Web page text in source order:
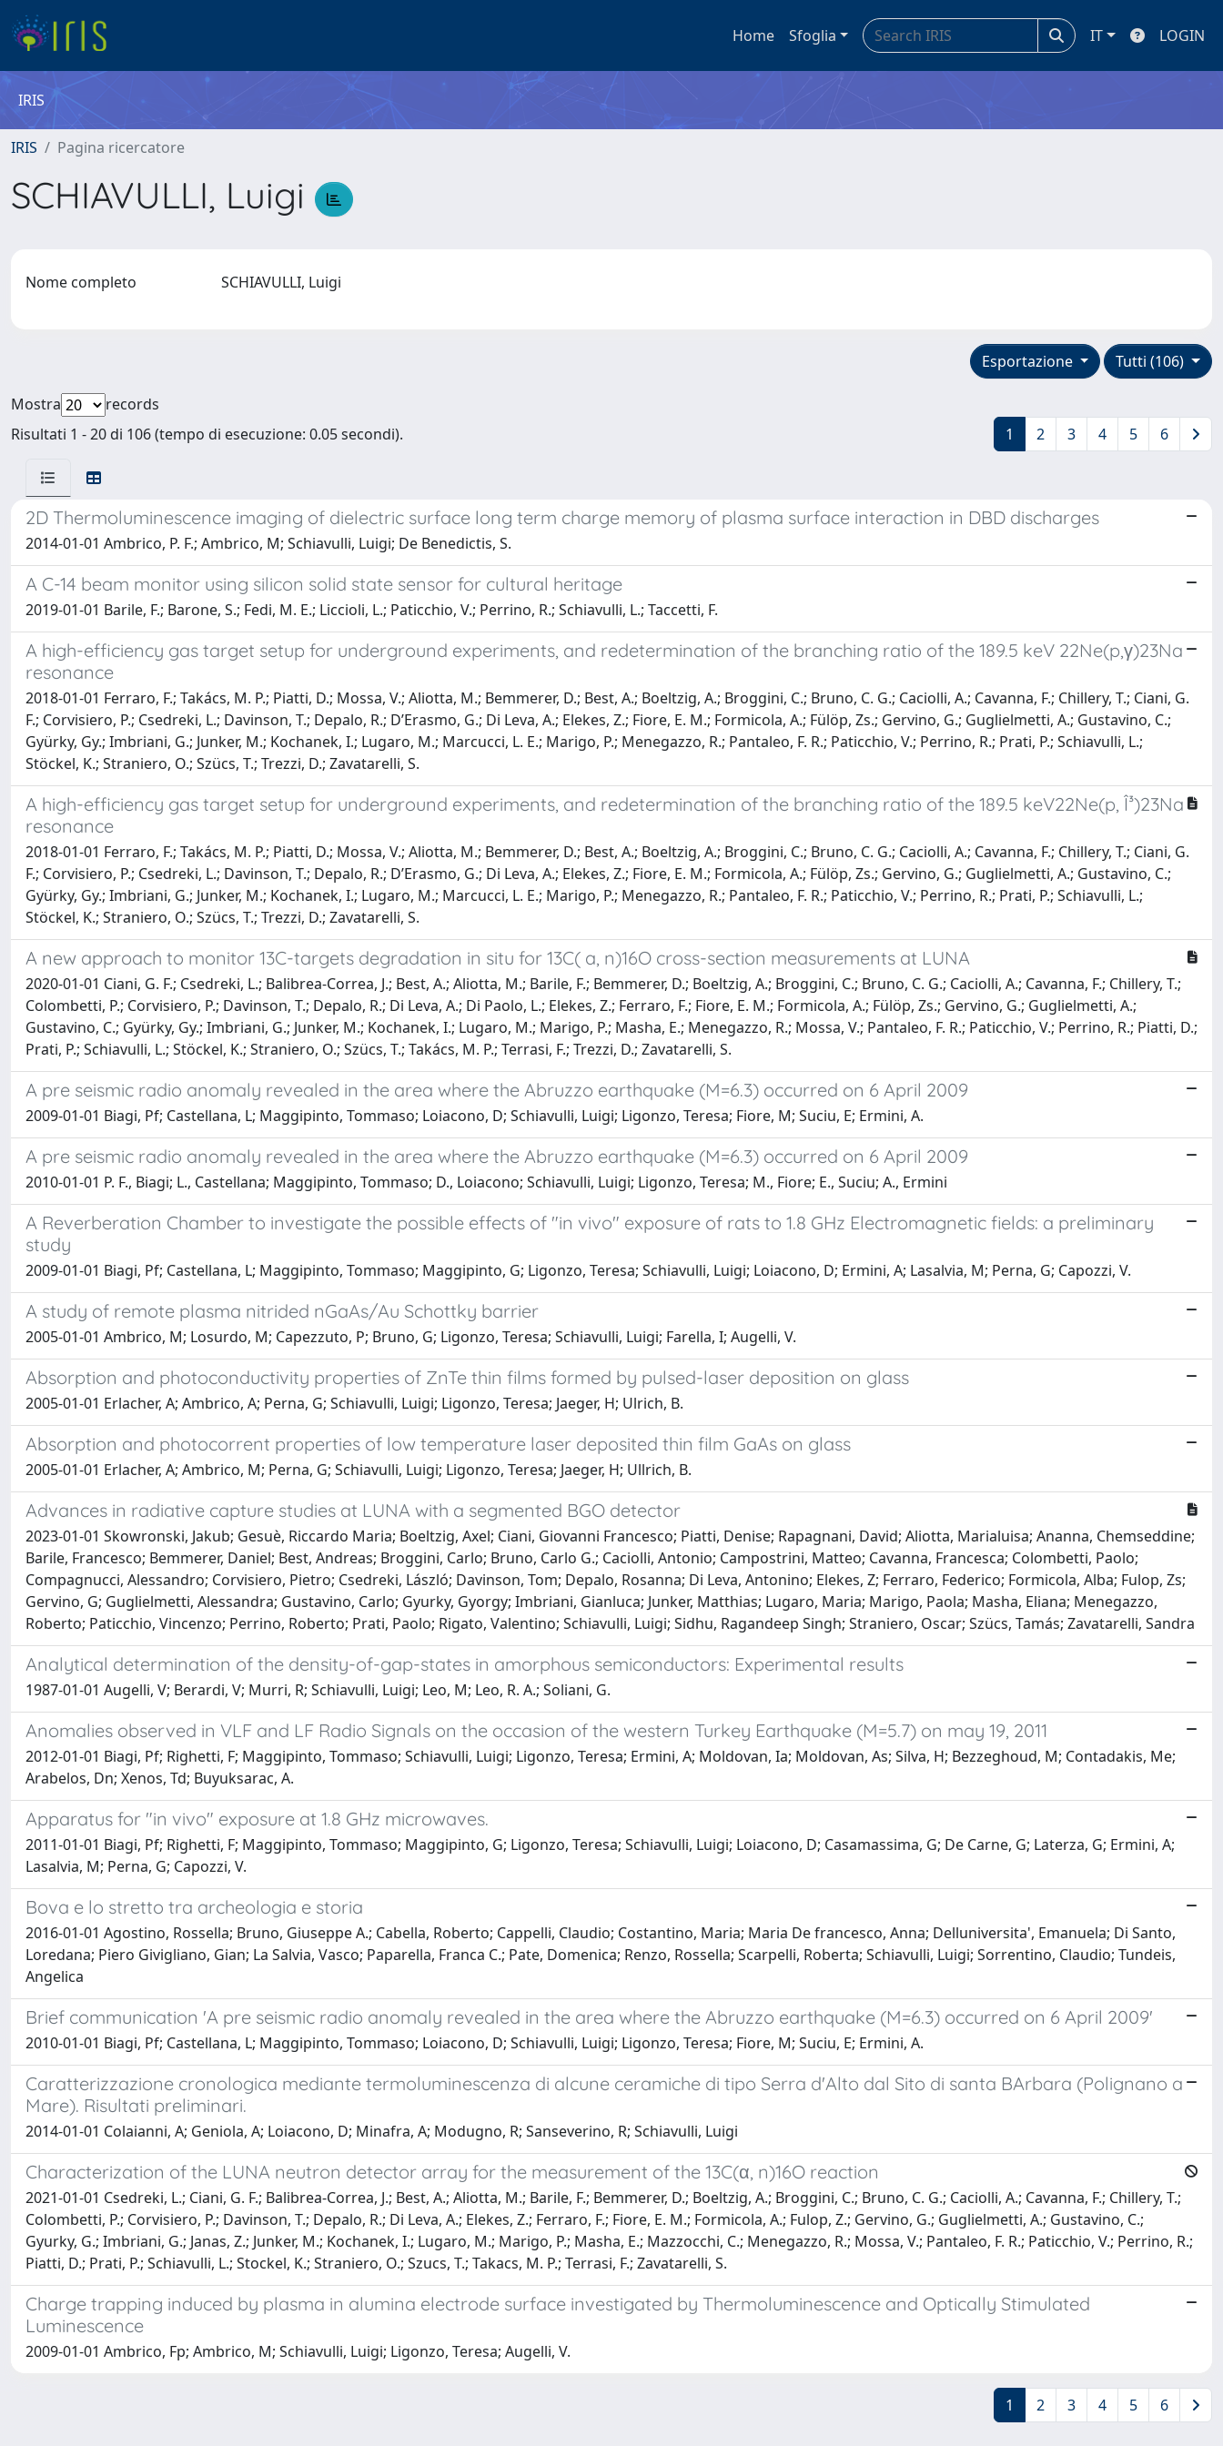
Home Sfoglia IT LOGIN
IRIS
IRIS Pagina ricercatore
SCHIAVULLI, Luigi
Nome completo SCHIAVULLI, Luigi
Tutti (106)
Esportazione
Mostra
records
Risultati 1 - 20 di 106 (tempo di esecuzione: 0.05 secondi).
1 2 3 4 5 6
2D Thermoluminescence imaging of dielectric surface long term charge memory of plasma surface interaction in DBD discharges
2014-01-01 Ambrico, P. F.; Ambrico, M; Schiavulli, Luigi; De Benedictis, S.
A C-14 beam monitor using silicon solid state sensor for cultural heritage
2019-01-01 Barile, F.; Barone, S.; Fedi, M. E.; Liccioli, L.; Paticchio, V.; Perrino, R.; Schiavulli, L.; Taccetti, F.
A high-efficiency gas target setup for underground experiments, and redetermination of the branching ratio of the 189.5 keV 22Ne(p,γ)23Na
resonance
2018-01-01 Ferraro, F.; Takács, M. P.; Piatti, D.; Mossa, V.; Aliotta, M.; Bemmerer, D.; Best, A.; Boeltzig, A.; Broggini, C.; Bruno, C. G.; Caciolli, A.; Cavanna, F.; Chillery, T.; Ciani, G.
F.; Corvisiero, P.; Csedreki, L.; Davinson, T.; Depalo, R.; D’Erasmo, G.; Di Leva, A.; Elekes, Z.; Fiore, E. M.; Formicola, A.; Fülöp, Zs.; Gervino, G.; Guglielmetti, A.; Gustavino, C.;
Gyürky, Gy.; Imbriani, G.; Junker, M.; Kochanek, I.; Lugaro, M.; Marcucci, L. E.; Marigo, P.; Menegazzo, R.; Pantaleo, F. R.; Paticchio, V.; Perrino, R.; Prati, P.; Schiavulli, L.;
Stöckel, K.; Straniero, O.; Szücs, T.; Trezzi, D.; Zavatarelli, S.
A high-efficiency gas target setup for underground experiments, and redetermination of the branching ratio of the 189.5 keV22Ne(p, Î³)23Na
resonance
2018-01-01 Ferraro, F.; Takács, M. P.; Piatti, D.; Mossa, V.; Aliotta, M.; Bemmerer, D.; Best, A.; Boeltzig, A.; Broggini, C.; Bruno, C. G.; Caciolli, A.; Cavanna, F.; Chillery, T.; Ciani, G.
F.; Corvisiero, P.; Csedreki, L.; Davinson, T.; Depalo, R.; D’Erasmo, G.; Di Leva, A.; Elekes, Z.; Fiore, E. M.; Formicola, A.; Fülöp, Zs.; Gervino, G.; Guglielmetti, A.; Gustavino, C.;
Gyürky, Gy.; Imbriani, G.; Junker, M.; Kochanek, I.; Lugaro, M.; Marcucci, L. E.; Marigo, P.; Menegazzo, R.; Pantaleo, F. R.; Paticchio, V.; Perrino, R.; Prati, P.; Schiavulli, L.;
Stöckel, K.; Straniero, O.; Szücs, T.; Trezzi, D.; Zavatarelli, S.
A new approach to monitor 13C-targets degradation in situ for 13C( a, n)16O cross-section measurements at LUNA
2020-01-01 Ciani, G. F.; Csedreki, L.; Balibrea-Correa, J.; Best, A.; Aliotta, M.; Barile, F.; Bemmerer, D.; Boeltzig, A.; Broggini, C.; Bruno, C. G.; Caciolli, A.; Cavanna, F.; Chillery, T.;
Colombetti, P.; Corvisiero, P.; Davinson, T.; Depalo, R.; Di Leva, A.; Di Paolo, L.; Elekes, Z.; Ferraro, F.; Fiore, E. M.; Formicola, A.; Fülöp, Zs.; Gervino, G.; Guglielmetti, A.;
Gustavino, C.; Gyürky, Gy.; Imbriani, G.; Junker, M.; Kochanek, I.; Lugaro, M.; Marigo, P.; Masha, E.; Menegazzo, R.; Mossa, V.; Pantaleo, F. R.; Paticchio, V.; Perrino, R.; Piatti, D.;
Prati, P.; Schiavulli, L.; Stöckel, K.; Straniero, O.; Szücs, T.; Takács, M. P.; Terrasi, F.; Trezzi, D.; Zavatarelli, S.
A pre seismic radio anomaly revealed in the area where the Abruzzo earthquake (M=6.3) occurred on 6 April 2009
2009-01-01 Biagi, Pf; Castellana, L; Maggipinto, Tommaso; Loiacono, D; Schiavulli, Luigi; Ligonzo, Teresa; Fiore, M; Suciu, E; Ermini, A.
A pre seismic radio anomaly revealed in the area where the Abruzzo earthquake (M=6.3) occurred on 6 April 2009
2010-01-01 P. F., Biagi; L., Castellana; Maggipinto, Tommaso; D., Loiacono; Schiavulli, Luigi; Ligonzo, Teresa; M., Fiore; E., Suciu; A., Ermini
A Reverberation Chamber to investigate the possible effects of "in vivo" exposure of rats to 1.8 GHz Electromagnetic fields: a preliminary
study
2009-01-01 Biagi, Pf; Castellana, L; Maggipinto, Tommaso; Maggipinto, G; Ligonzo, Teresa; Schiavulli, Luigi; Loiacono, D; Ermini, A; Lasalvia, M; Perna, G; Capozzi, V.
A study of remote plasma nitrided nGaAs/Au Schottky barrier
2005-01-01 Ambrico, M; Losurdo, M; Capezzuto, P; Bruno, G; Ligonzo, Teresa; Schiavulli, Luigi; Farella, I; Augelli, V.
Absorption and photoconductivity properties of ZnTe thin films formed by pulsed-laser deposition on glass
2005-01-01 Erlacher, A; Ambrico, A; Perna, G; Schiavulli, Luigi; Ligonzo, Teresa; Jaeger, H; Ulrich, B.
Absorption and photocorrent properties of low temperature laser deposited thin film GaAs on glass
2005-01-01 Erlacher, A; Ambrico, M; Perna, G; Schiavulli, Luigi; Ligonzo, Teresa; Jaeger, H; Ullrich, B.
Advances in radiative capture studies at LUNA with a segmented BGO detector
2023-01-01 Skowronski, Jakub; Gesuè, Riccardo Maria; Boeltzig, Axel; Ciani, Giovanni Francesco; Piatti, Denise; Rapagnani, David; Aliotta, Marialuisa; Ananna, Chemseddine;
Barile, Francesco; Bemmerer, Daniel; Best, Andreas; Broggini, Carlo; Bruno, Carlo G.; Caciolli, Antonio; Campostrini, Matteo; Cavanna, Francesca; Colombetti, Paolo;
Compagnucci, Alessandro; Corvisiero, Pietro; Csedreki, László; Davinson, Tom; Depalo, Rosanna; Di Leva, Antonino; Elekes, Z; Ferraro, Federico; Formicola, Alba; Fulop, Zs;
Gervino, G; Guglielmetti, Alessandra; Gustavino, Carlo; Gyurky, Gyorgy; Imbriani, Gianluca; Junker, Matthias; Lugaro, Maria; Marigo, Paola; Masha, Eliana; Menegazzo,
Roberto; Paticchio, Vincenzo; Perrino, Roberto; Prati, Paolo; Rigato, Valentino; Schiavulli, Luigi; Sidhu, Ragandeep Singh; Straniero, Oscar; Szücs, Tamás; Zavatarelli, Sandra
Analytical determination of the density-of-gap-states in amorphous semiconductors: Experimental results
1987-01-01 Augelli, V; Berardi, V; Murri, R; Schiavulli, Luigi; Leo, M; Leo, R. A.; Soliani, G.
Anomalies observed in VLF and LF Radio Signals on the occasion of the western Turkey Earthquake (M=5.7) on may 19, 2011
2012-01-01 Biagi, Pf; Righetti, F; Maggipinto, Tommaso; Schiavulli, Luigi; Ligonzo, Teresa; Ermini, A; Moldovan, Ia; Moldovan, As; Silva, H; Bezzeghoud, M; Contadakis, Me;
Arabelos, Dn; Xenos, Td; Buyuksarac, A.
Apparatus for "in vivo" exposure at 1.8 GHz microwaves.
2011-01-01 Biagi, Pf; Righetti, F; Maggipinto, Tommaso; Maggipinto, G; Ligonzo, Teresa; Schiavulli, Luigi; Loiacono, D; Casamassima, G; De Carne, G; Laterza, G; Ermini, A;
Lasalvia, M; Perna, G; Capozzi, V.
Bova e lo stretto tra archeologia e storia
2016-01-01 Agostino, Rossella; Bruno, Giuseppe A.; Cabella, Roberto; Cappelli, Claudio; Costantino, Maria; Maria De francesco, Anna; Delluniversita', Emanuela; Di Santo,
Loredana; Piero Givigliano, Gian; La Salvia, Vasco; Paparella, Franca C.; Pate, Domenica; Renzo, Rossella; Scarpelli, Roberta; Schiavulli, Luigi; Sorrentino, Claudio; Tundeis,
Angelica
Brief communication 'A pre seismic radio anomaly revealed in the area where the Abruzzo earthquake (M=6.3) occurred on 6 April 2009'
2010-01-01 Biagi, Pf; Castellana, L; Maggipinto, Tommaso; Loiacono, D; Schiavulli, Luigi; Ligonzo, Teresa; Fiore, M; Suciu, E; Ermini, A.
Caratterizzazione cronologica mediante termoluminescenza di alcune ceramiche di tipo Serra d'Alto dal Sito di santa BArbara (Polignano a
Mare). Risultati preliminari.
2014-01-01 Colaianni, A; Geniola, A; Loiacono, D; Minafra, A; Modugno, R; Sanseverino, R; Schiavulli, Luigi
Characterization of the LUNA neutron detector array for the measurement of the 13C(α, n)16O reaction
2021-01-01 Csedreki, L.; Ciani, G. F.; Balibrea-Correa, J.; Best, A.; Aliotta, M.; Barile, F.; Bemmerer, D.; Boeltzig, A.; Broggini, C.; Bruno, C. G.; Caciolli, A.; Cavanna, F.; Chillery, T.;
Colombetti, P.; Corvisiero, P.; Davinson, T.; Depalo, R.; Di Leva, A.; Elekes, Z.; Ferraro, F.; Fiore, E. M.; Formicola, A.; Fulop, Z.; Gervino, G.; Guglielmetti, A.; Gustavino, C.;
Gyurky, G.; Imbriani, G.; Janas, Z.; Junker, M.; Kochanek, I.; Lugaro, M.; Marigo, P.; Masha, E.; Mazzocchi, C.; Menegazzo, R.; Mossa, V.; Pantaleo, F. R.; Paticchio, V.; Perrino, R.;
Piatti, D.; Prati, P.; Schiavulli, L.; Stockel, K.; Straniero, O.; Szucs, T.; Takacs, M. P.; Terrasi, F.; Zavatarelli, S.
Charge trapping induced by plasma in alumina electrode surface investigated by Thermoluminescence and Optically Stimulated
Luminescence
2009-01-01 Ambrico, Fp; Ambrico, M; Schiavulli, Luigi; Ligonzo, Teresa; Augelli, V.
1 2 3 4 5 6